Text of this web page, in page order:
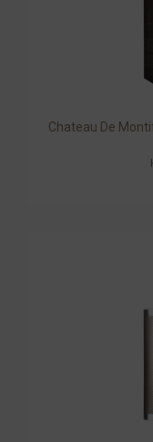
Chateau De